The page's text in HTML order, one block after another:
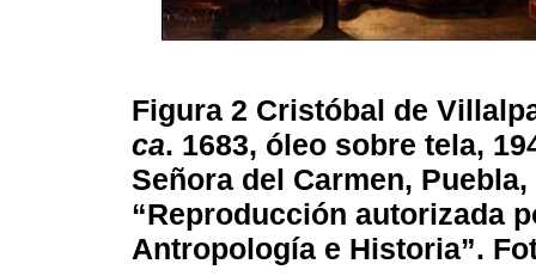
Figura 2 Cristóbal de
ca. 1683, óleo sobre tela,
Señora del Carmen,
“Reproducción autorizada
Antropología e Historia”.